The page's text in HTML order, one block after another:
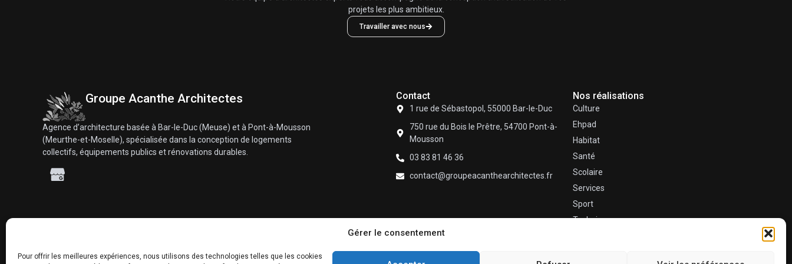
Gérer le consentement
Pour offrir les meilleures expériences, nous utilisons des technologies telles que les cookies
projets les plus ambitieux.
Travailler avec nous
Groupe Acanthe Architectes
Agence d’architecture basée à Bar-le-Duc (Meuse) et à Pont-à-Mousson
(Meurthe-et-Moselle), spécialisée dans la conception de logements
collectifs, équipements publics et rénovations durables.
Contact
1 rue de Sébastopol, 55000 Bar-le-Duc
750 rue du Bois le Prêtre, 54700 Pont-à-
Mousson
03 83 81 46 36
contact@groupeacanthearchitectes.fr
Nos réalisations
Culture
Ehpad
Habitat
Santé
Scolaire
Services
Sport
Techniques